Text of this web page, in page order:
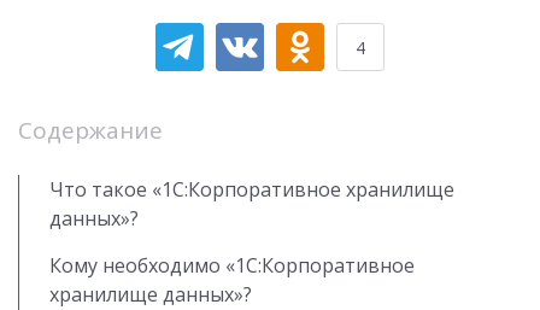
4
Содержание
Что такое «1С:Корпоративное хранилище
данных»?
Кому необходимо «1С:Корпоративное
хранилище данных»?